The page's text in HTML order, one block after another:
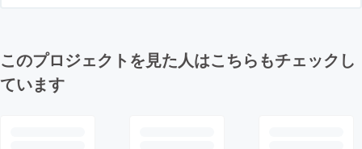
このプロジェクトを見た人はこちらもチェックし
ています